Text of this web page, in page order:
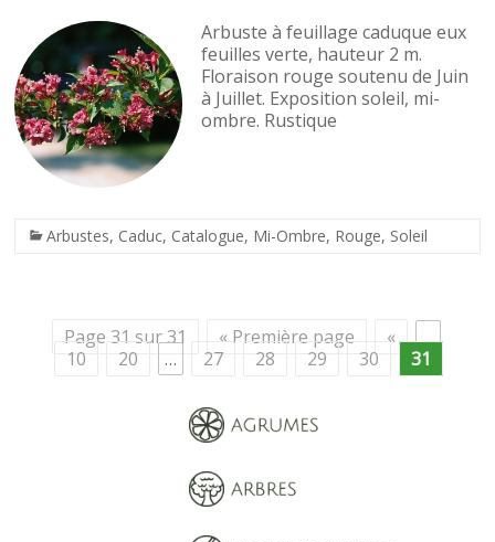
Arbuste à feuillage caduque eux
feuilles verte, hauteur 2 m.
Floraison rouge soutenu de Juin
à Juillet. Exposition soleil, mi-
ombre. Rustique
Arbustes, Caduc, Catalogue, Mi-Ombre, Rouge, Soleil
Page 31 sur 31 « Première page «
…
10
20 … 27 28 29 30 31